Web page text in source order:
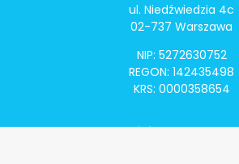
ul. Niedźwiedzia 4c
02-737 Warszawa
NIP: 5272630752
REGON: 142435498
KRS: 0000358654
Alivia Onkomapa